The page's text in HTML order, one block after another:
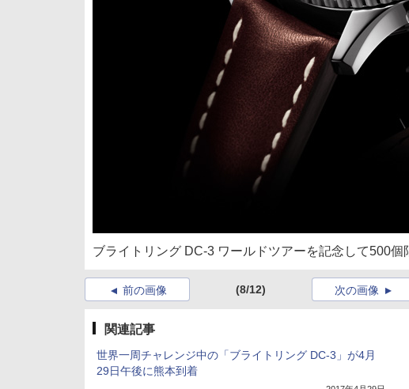
ブライトリング DC-3 ワールドツアーを記念して500
前の画像 (8/12) 次の画像
関連記事
世界一周チャレンジ中の「ブライトリング DC-3」が4月
29日午後に熊本到着